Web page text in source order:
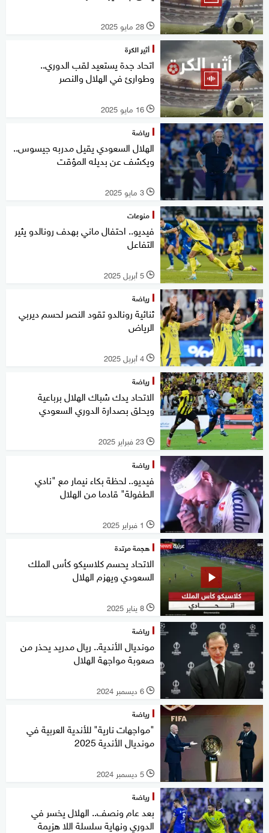
l 28 مايو 2025
أثير الكرة
اتحاد جدة يستعيد لقب الدوري..
وطوارئ في الهلال والنصر
l 16 مايو 2025
رياضة
الهلال السعودي يقيل مدربه جيسوس..
ويكشف عن بديله المؤقت
l 3 مايو 2025
منوعات
فيديو.. احتفال ماني بهدف رونالدو يثير
التفاعل
l 5 أبريل 2025
رياضة
ثنائية رونالدو تقود النصر لحسم ديربي
الرياض
l 4 أبريل 2025
رياضة
الاتحاد يدك شباك الهلال برباعية
ويحلق بصدارة الدوري السعودي
l 23 فبراير 2025
رياضة
فيديو.. لحظة بكاء نيمار مع "نادي
الطفولة" قادما من الهلال
l 1 فبراير 2025
هجمة مرتدة
الاتحاد يحسم كلاسيكو كأس الملك
السعودي ويهزم الهلال
l 8 يناير 2025
رياضة
مونديال الأندية.. ريال مدريد يحذر من
صعوبة مواجهة الهلال
l 6 ديسمبر 2024
رياضة
"مواجهات نارية" للأندية العربية في
مونديال الأندية 2025
l 5 ديسمبر 2024
رياضة
بعد عام ونصف.. الهلال يخسر في
الدوري ونهاية سلسلة اللا هزيمة